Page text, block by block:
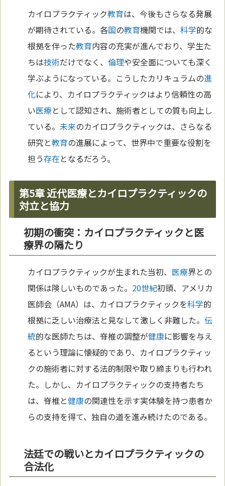
カイロプラクティック教育は、今後もさらなる発展
が期待されている。各国の教育機関では、科学的な
根拠を伴った教育内容の充実が進んでおり、学生た
ちは技術だけでなく、倫理や安全面についても深く
学ぶようになっている。こうしたカリキュラムの進
化により、カイロプラクティックはより信頼性の高
い医療として認知され、施術者としての質も向上し
ている。未来のカイロプラクティックは、さらなる
研究と教育の進展によって、世界中で重要な役割を
担う存在となるだろう。
第5章 近代医療とカイロプラクティックの
対立と協力
初期の衝突：カイロプラクティックと医
療界の隔たり
カイロプラクティックが生まれた当初、 医療界との
関係は険しいものであった。 20世紀初頭、アメリカ
医師会（AMA）は、カイロプラクティックを科学的
根拠に乏しい治療法と見なして激しく非難した。伝
統的な医師たちは、脊椎の調整が健康に影響を与え
るという理論に懐疑的であり、カイロプラクティッ
クの施術者に対する法的制限や取り締まりも行われ
た。しかし、カイロプラクティックの支持者たち
は、脊椎と健康の関連性を示す実体験を持つ患者か
らの支持を得て、独自の道を進み続けたのである。
法廷での戦いとカイロプラクティックの
合法化